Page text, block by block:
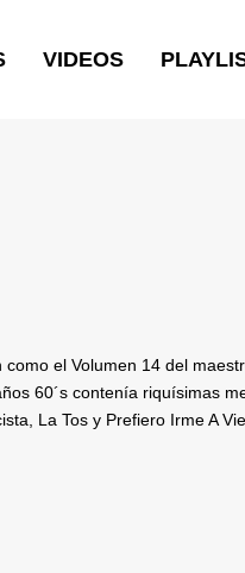
VIDEOS
como el Volumen 14 del
60´s contenía riquísimas
La Tos y Prefiero Irme A